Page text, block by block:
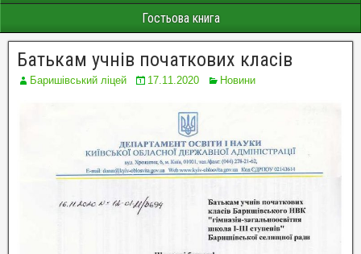
Гостьова книга
Батькам учнів початкових класів
Баришівський ліцей 17.11.2020 Новини